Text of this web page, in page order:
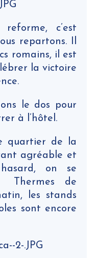
c’est
repartons. Il
romains, il est
la victoire
le dos pour
à l’hôtel.
quartier de la
agréable et
on se
Thermes de
les stands
sont encore